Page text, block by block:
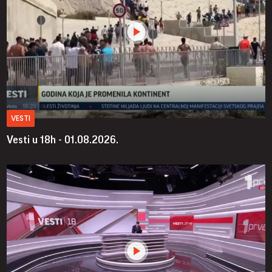
VESTI
Vesti u 18h - 01.08.2026.